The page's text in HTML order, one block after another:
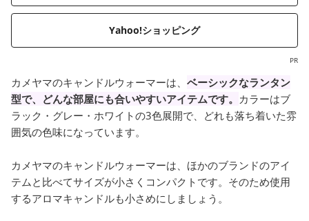
Yahoo!ショッピング
PR
カメヤマのキャンドルウォーマーは、 ベーシックなランタン
型で、どんな部屋にも合いやすいアイテムです。 カラーはブ
ラック・グレー・ホワイトの3色展開で、どれも落ち着いた雰
囲気の色味になっています。
カメヤマのキャンドルウォーマーは、ほかのブランドのアイ
テムと比べてサイズが小さくコンパクトです。そのため使用
するアロマキャンドルも小さめにしましょう。